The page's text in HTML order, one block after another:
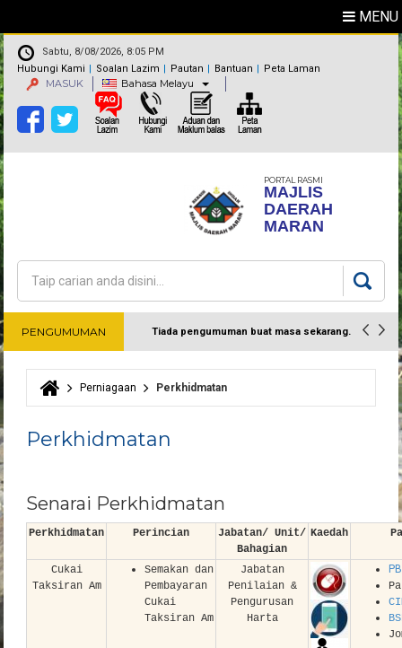
MENU
Sabtu, 8/08/2026, 8:05 PM
Hubungi Kami
Soalan Lazim Pautan Bantuan Peta Laman
MASUK Bahasa Melayu
PORTAL RASMI
MAJLIS
DAERAH
MARAN
Borang carian
Carian
PENGUMUMAN Tiada pengumuman buat masa sekarang.
Harap maklum
Anda di sini
Perniagaan Perkhidmatan
Perkhidmatan
Senarai Perkhidmatan
Perkhidmatan Perincian
Jabatan/ Unit/
Bahagian
Kaedah
Cukai
Taksiran Am
Semakan dan
Pembayaran
Cukai
Taksiran Am
Jabatan
Penilaian &
Pengurusan
Harta